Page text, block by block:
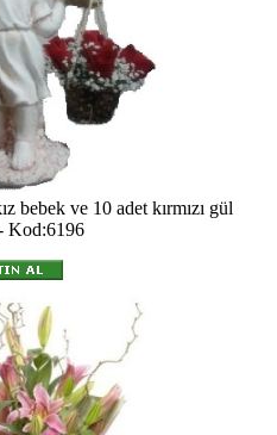
bebek ve 10 adet kırmızı gül
Kod:6196